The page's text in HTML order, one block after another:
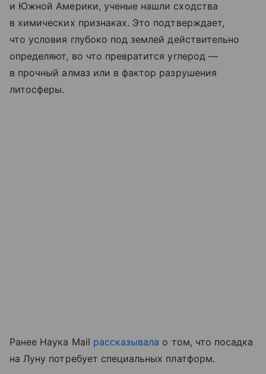
и Южной Америки, ученые нашли сходства
в химических признаках. Это подтверждает,
что условия глубоко под землей действительно
определяют, во что превратится углерод —
в прочный алмаз или в фактор разрушения
литосферы.
Ранее Наука Mail рассказывала о том, что посадка
на Луну потребует специальных платформ.